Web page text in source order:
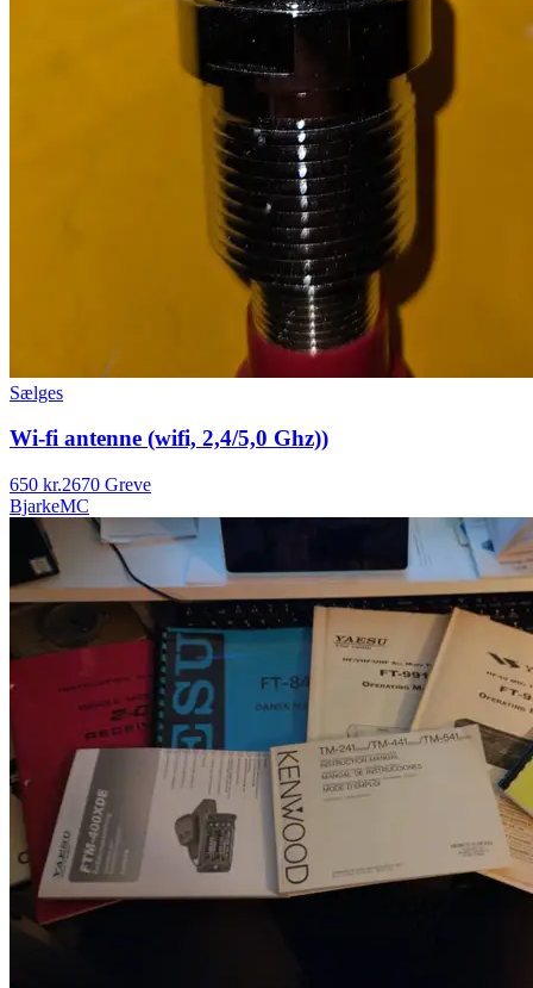
Sælges
Wi-fi antenne (wifi, 2,4/5,0 Ghz))
650 kr.2670 Greve
BjarkeMC